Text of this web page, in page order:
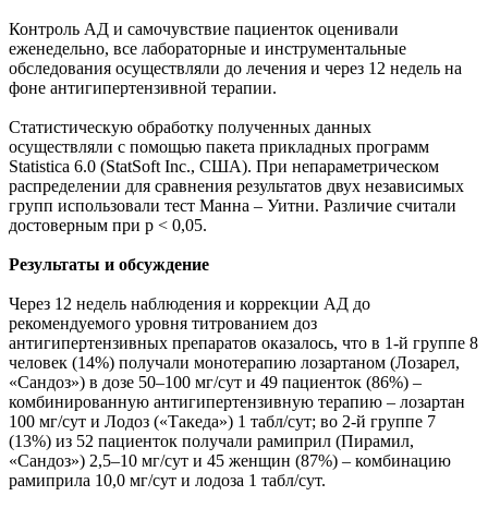
Контроль АД и самочувствие пациенток оценивали
еженедельно, все лабораторные и инструментальные
обследования осуществляли до лечения и через 12 недель на
фоне антигипертензивной терапии.
Статистическую обработку полученных данных
осуществляли с помощью пакета прикладных программ
Statistica 6.0 (StatSoft Inc., США). При непараметрическом
распределении для сравнения результатов двух независимых
групп использовали тест Манна – Уитни. Различие считали
достоверным при p < 0,05.
Результаты и обсуждение
Через 12 недель наблюдения и коррекции АД до
рекомендуемого уровня титрованием доз
антигипертензивных препаратов оказалось, что в 1-й группе 8
человек (14%) получали монотерапию лозартаном (Лозарел,
«Сандоз») в дозе 50–100 мг/сут и 49 пациенток (86%) –
комбинированную антигипертензивную терапию – лозартан
100 мг/сут и Лодоз («Такеда») 1 табл/сут; во 2-й группе 7
(13%) из 52 пациенток получали рамиприл (Пирамил,
«Сандоз») 2,5–10 мг/сут и 45 женщин (87%) – комбинацию
рамиприла 10,0 мг/сут и лодоза 1 табл/сут.